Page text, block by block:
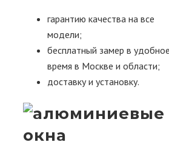
гарантию качества на все
модели;
бесплатный замер в удобное
время в Москве и области;
доставку и установку.